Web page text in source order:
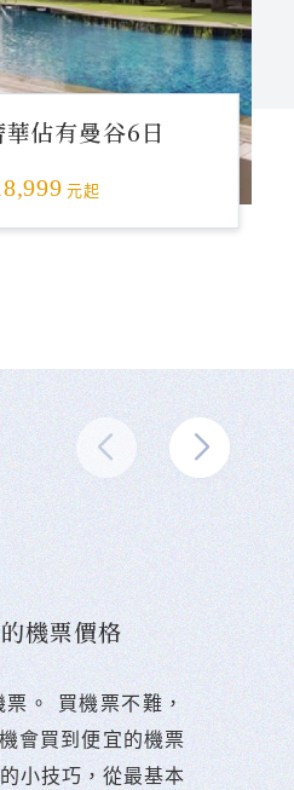
佔有曼谷6日
元起
機票價格
。 󠀠買機票不難，
會買到便宜的機票
小技巧，從最基本